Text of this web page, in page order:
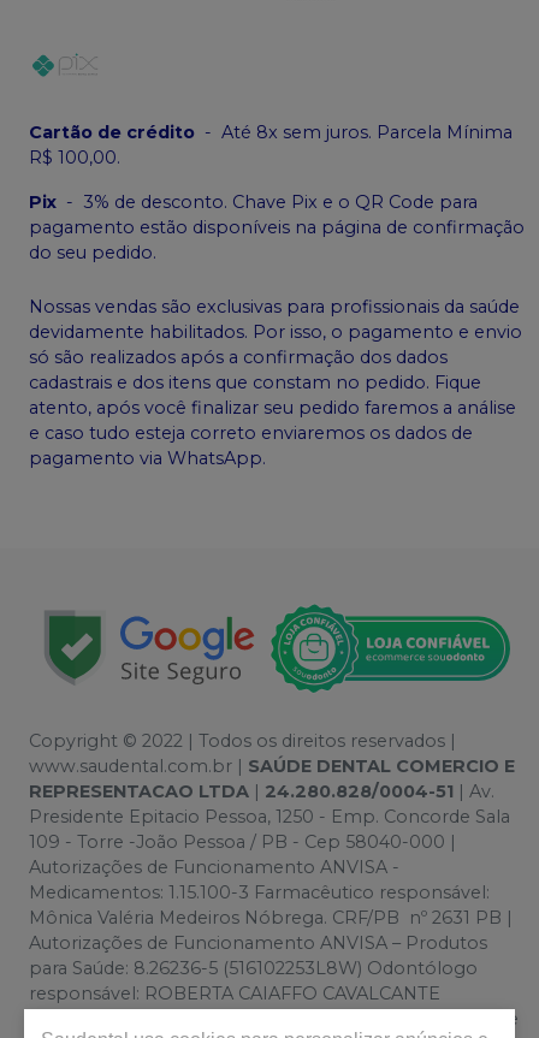
Cartão de crédito - Até 8x sem juros. Parcela Mínima
R$ 100,00.
Pix - 3% de desconto. Chave Pix e o QR Code para
pagamento estão disponíveis na página de confirmação
do seu pedido.
Nossas vendas são exclusivas para profissionais da saúde
devidamente habilitados. Por isso, o pagamento e envio
só são realizados após a confirmação dos dados
cadastrais e dos itens que constam no pedido. Fique
atento, após você finalizar seu pedido faremos a análise
e caso tudo esteja correto enviaremos os dados de
pagamento via WhatsApp.
Copyright © 2022 | Todos os direitos reservados |
www.saudental.com.br | SAÚDE DENTAL COMERCIO E
REPRESENTACAO LTDA | 24.280.828/0004-51 | Av.
Presidente Epitacio Pessoa, 1250 - Emp. Concorde Sala
109 - Torre -João Pessoa / PB - Cep 58040-000 |
Autorizações de Funcionamento ANVISA -
Medicamentos: 1.15.100-3 Farmacêutico responsável:
Mônica Valéria Medeiros Nóbrega. CRF/PB nº 2631 PB |
Autorizações de Funcionamento ANVISA – Produtos
para Saúde: 8.26236-5 (516102253L8W) Odontólogo
responsável: ROBERTA CAIAFFO CAVALCANTE
ANDRADE. CRO/PB 2368 PB | Política de Privacidade e